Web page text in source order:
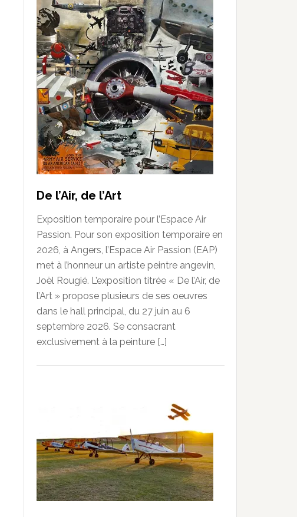
De l’Air, de l’Art
Exposition temporaire pour l’Espace Air
Passion. Pour son exposition temporaire en
2026, à Angers, l’Espace Air Passion (EAP)
met à l’honneur un artiste peintre angevin,
Joël Rougié. L’exposition titrée « De l’Air, de
l’Art » propose plusieurs de ses oeuvres
dans le hall principal, du 27 juin au 6
septembre 2026. Se consacrant
exclusivement à la peinture […]